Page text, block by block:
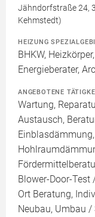
Jähndorfstraße 24,
Kehmstedt)
HEIZUNG
BHKW,
Energieberater,
ANGEBOTENE
Wartung,
Austausch,
Blower-Door-Test
Ort Beratung,
Neubau, Umbau /